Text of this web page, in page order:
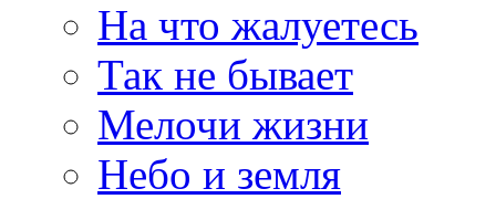
На что жалуетесь
Так не бывает
Мелочи жизни
Небо и земля